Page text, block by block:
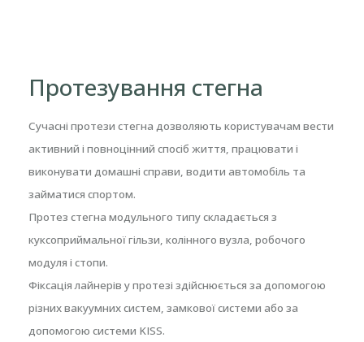
Протезування стегна
Сучасні протези стегна дозволяють користувачам вести
активний і повноцінний спосіб життя, працювати і
виконувати домашні справи, водити автомобіль та
займатися спортом.
Протез стегна модульного типу складається з
куксоприймальної гільзи, колінного вузла, робочого
модуля і стопи.
Фіксація лайнерів у протезі здійснюється за допомогою
різних вакуумних систем, замкової системи або за
допомогою системи KISS.